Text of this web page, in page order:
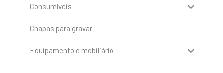
Consumíveis
Chapas para gravar
Equipamento e mobiliário